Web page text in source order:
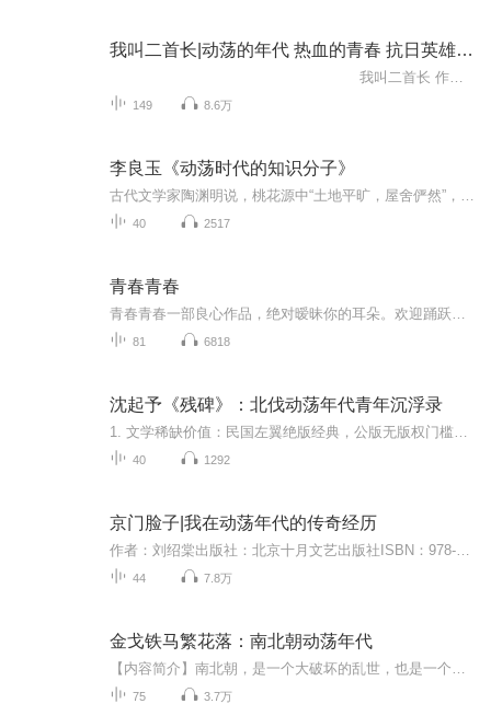
我叫二首长|动荡的年代 热血的青春 抗日英雄永垂不朽|抗日精品单播
149 8.6万
李良玉《动荡时代的知识分子》
40 2517
青春青春
81 6818
沈起予《残碑》：北伐动荡年代青年沉浮录
40 1292
京门脸子|我在动荡年代的传奇经历
44 7.8万
金戈铁马繁花落：南北朝动荡年代
75 3.7万